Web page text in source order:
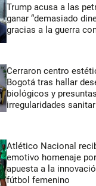
Trump acusa a las
ganar “demasiado
gracias a la guerra
Cerraron centro
Bogotá tras hallar
biológicos y presuntas
irregularidades
Atlético Nacional
emotivo homenaje
apuesta a la
fútbol femenino